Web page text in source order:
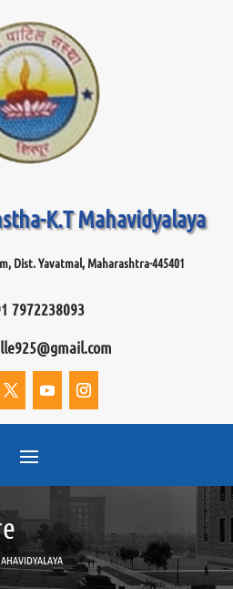
K.T Mahavidyalaya
Dist. Yavatmal, Maharashtra-445401
7972238093